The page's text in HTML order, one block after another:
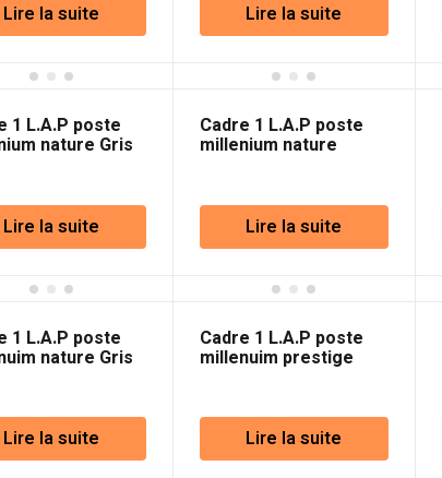
Lire la suite Lire la suite
1 L.A.P poste
nature Gris
Lire la suite
Cadre 1 L.A.P poste
millenium nature
Lire la suite
1 L.A.P poste
nature Gris
Lire la suite
Cadre 1 L.A.P poste
millenuim prestige
Lire la suite